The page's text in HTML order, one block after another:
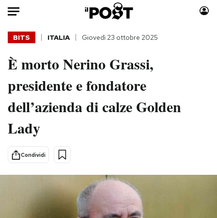
Auto
Italia
Politica
Tecnologia
Internet
Scienza
Cultura
Economia
Moda
Consumismi
Altrecose
Mondiali calcio 2026
BITS ITALIA Giovedì 23 ottobre 2025
È morto Nerino Grassi,
presidente e fondatore
dell’azienda di calze Golden
Lady
Condividi